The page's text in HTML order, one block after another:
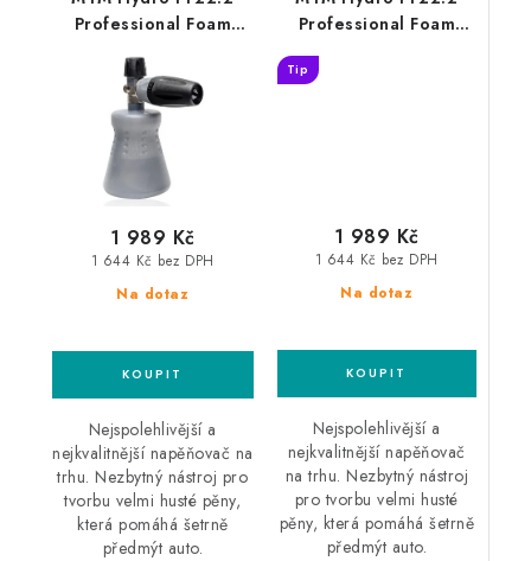
Professional Foam
profesionální
napěňovač
Na dotaz
1 644 Kč bez DPH
1 989 Kč
Nejspolehlivější a
nejkvalitnější napěňovač na
trhu. Nezbytný nástroj pro
tvorbu velmi husté pěny,
která pomáhá šetrně
předmýt auto.
Professional Foam
Tip
Na dotaz
1 644 Kč bez DPH
1 989 Kč
Nejspolehlivější a
nejkvalitnější napěňovač
na trhu. Nezbytný nástroj
pro tvorbu velmi husté
pěny, která pomáhá šetrně
předmýt auto.